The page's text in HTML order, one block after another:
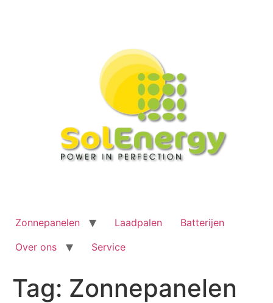
Zonnepanelen Laadpalen
Batterijen
Over ons
Service
Tag: Zonnepanelen